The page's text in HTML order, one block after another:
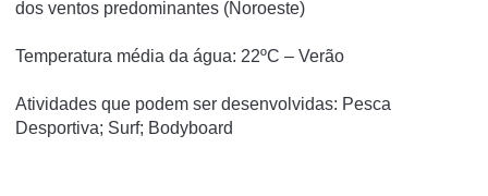
dos ventos predominantes (Noroeste)
Temperatura média da água: 22ºC – Verão
Atividades que podem ser desenvolvidas: Pesca
Desportiva; Surf; Bodyboard